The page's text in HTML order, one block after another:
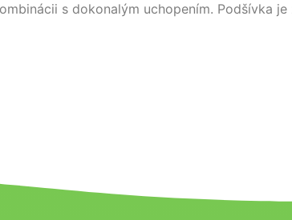
s dokonalým uchopením. Podšívka